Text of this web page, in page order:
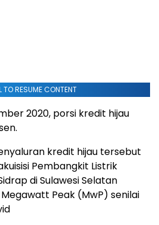
TO RESUME CONTENT
2020, porsi kredit hijau
kredit hijau tersebut
Pembangkit Listrik
di Sulawesi Selatan
Peak (MwP) senilai